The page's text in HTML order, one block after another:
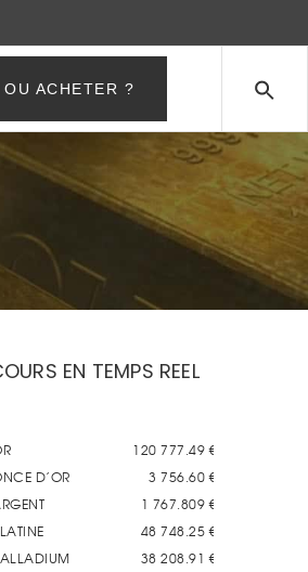
OU ACHETER ?
EN TEMPS REEL